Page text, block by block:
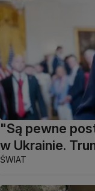
"Są pewne
w Ukrainie.
ŚWIAT